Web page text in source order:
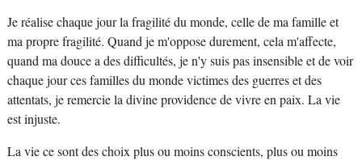
Je réalise chaque jour la fragilité du monde, celle de ma famille et
ma propre fragilité. Quand je m'oppose durement, cela m'affecte,
quand ma douce a des difficultés, je n'y suis pas insensible et de voir
chaque jour ces familles du monde victimes des guerres et des
attentats, je remercie la divine providence de vivre en paix. La vie
est injuste.
La vie ce sont des choix plus ou moins conscients, plus ou moins